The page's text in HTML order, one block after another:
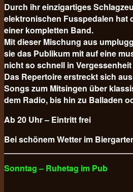
Durch ihr einzigartiges
elektronischen Fusspedalen hat
einer kompletten Band.
Mit dieser Mischung aus
sie das Publikum mit auf eine
nicht so schnell in
Das Repertoire erstreckt sich
Songs zum Mitsingen über
dem Radio, bis hin zu Balladen
Ab 20 Uhr – Eintritt frei
Bei schönem Wetter im
Sonntag – Ruhetag im Pub